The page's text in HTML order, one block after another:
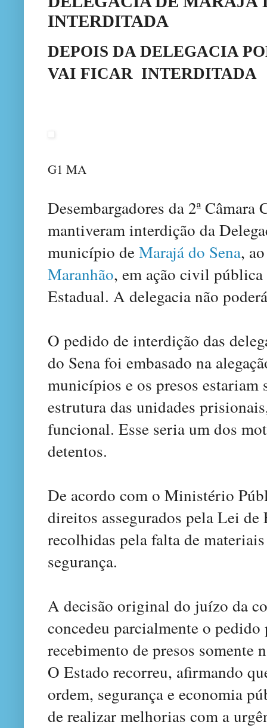
INTERDITADA
DEPOIS DA DELEGACIA
VAI FICAR INTERDITADA
G1 MA
Desembargadores da 2ª
mantiveram interdição da
município deMarajá do Sena,
Maranhão, em ação civil
Estadual. A delegacia não
O pedido de interdição das
do Sena foi embasado na
municípios e os presos
estrutura das unidades
funcional. Esse seria um dos
detentos.
De acordo com o Ministério
direitos assegurados pela Lei de
recolhidas pela falta de
segurança.
A decisão original do juízo da
concedeu parcialmente o pedido
recebimento de presos somente
O Estado recorreu, afirmando
ordem, segurança e economia
de realizar melhorias com a